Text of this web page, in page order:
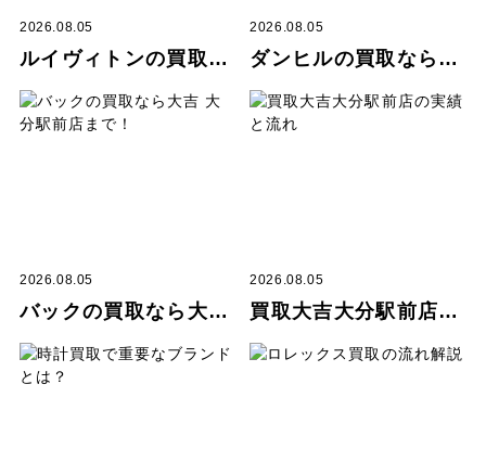
2026.08.05
ルイヴィトンの買取なら大吉 大分駅前店まで！
2026.08.05
ダンヒルの買取なら大吉 大分駅前店まで！
2026.08.05
バックの買取なら大吉 大分駅前店まで！
2026.08.05
買取大吉大分駅前店の実績と流れ